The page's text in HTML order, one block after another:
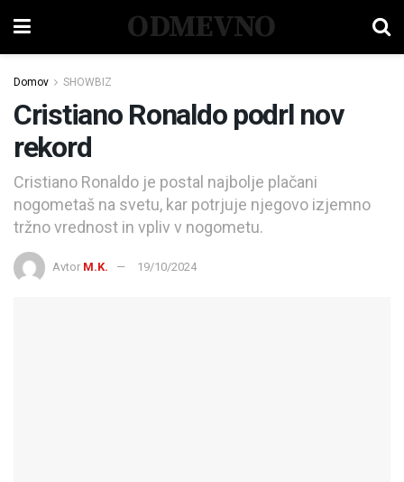
ODMEVNO
Domov SHOWBIZ
Cristiano Ronaldo podrl nov
rekord
Cristiano Ronaldo je postal najbolje plačani
nogometaš na svetu, kar potrjuje njegovo izjemno
tržno vrednost in vpliv v nogometu.
Avtor M.K. 19/10/2024